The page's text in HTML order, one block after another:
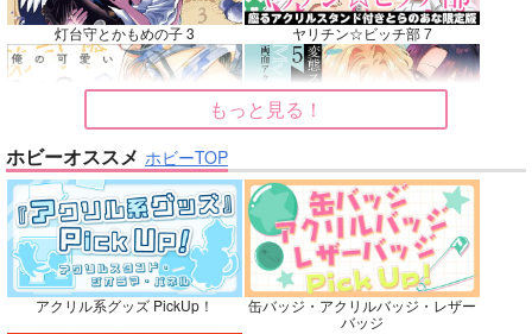
DISCO F えづとふじ
専売 660円 （税込）
吸血鬼すぐ死ぬ
サンプル
再販希望
バッキンガム
専売 3,144円（税込）
崩壊：スターレイル
ファイノン
フリンズ
カート
m.m.m.
専売 7,857円（税込）
刀剣乱舞
大典太光世
カート
No.10
灯台守とかもめの子 3 ヤリチン☆ビッチ部 7
俺の可愛い弟は 2 変態ストーカーに狙われてます 5
バイトの宮川君は店長が好き 2 腐男子も歩けば恋に沼る
もっと見る！
ホビーオススメ ホビーTOP
アクリル系グッズ PickUp！
缶バッジ・アクリルバッジ・レザー
バッジ